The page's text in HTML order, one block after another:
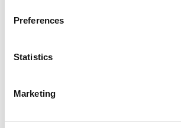
Preferences
Statistics
Marketing